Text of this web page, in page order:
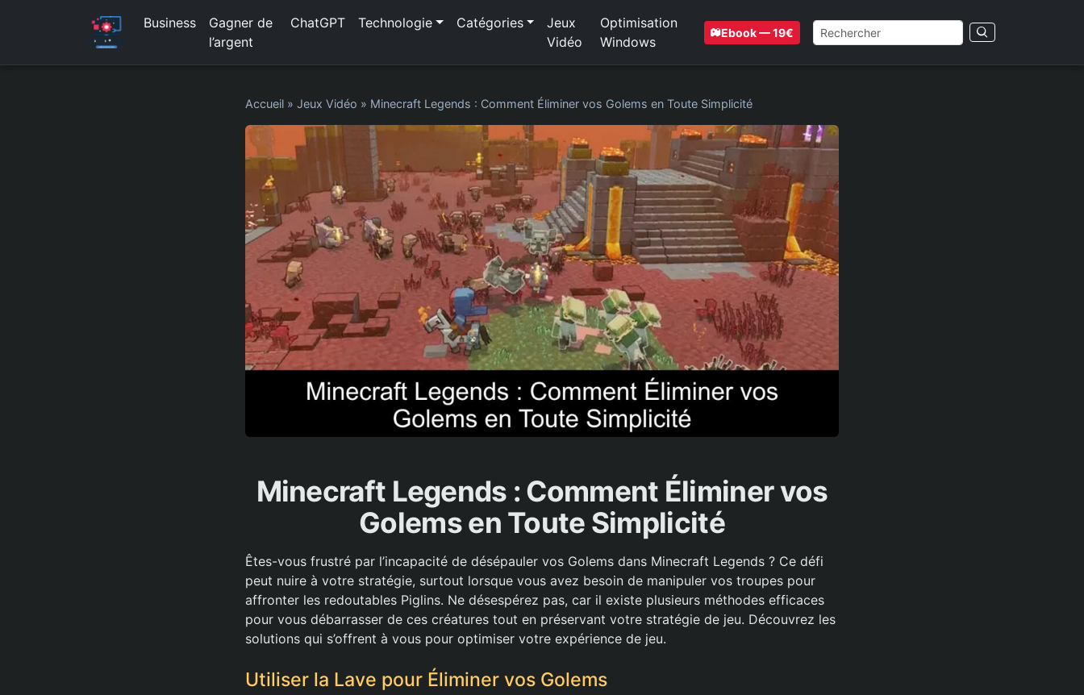
Business
Gagner de
l’argent
ChatGPT Technologie Catégories
Jeux
Vidéo
Optimisation
Windows
Ebook — 19€
Accueil » Jeux Vidéo » Minecraft Legends : Comment Éliminer vos Golems en Toute Simplicité
Minecraft Legends : Comment Éliminer vos
Golems en Toute Simplicité
Êtes-vous frustré par l’incapacité de désépauler vos Golems dans Minecraft Legends ? Ce défi
peut nuire à votre stratégie, surtout lorsque vous avez besoin de manipuler vos troupes pour
affronter les redoutables Piglins. Ne désespérez pas, car il existe plusieurs méthodes efficaces
pour vous débarrasser de ces créatures tout en préservant votre stratégie de jeu. Découvrez les
solutions qui s’offrent à vous pour optimiser votre expérience de jeu.
Utiliser la Lave pour Éliminer vos Golems